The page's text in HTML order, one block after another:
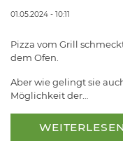
01.05.2024 - 10:11
Pizza vom Grill
dem Ofen.
Aber wie gelingt sie
Möglichkeit der…
WEITERLESEN